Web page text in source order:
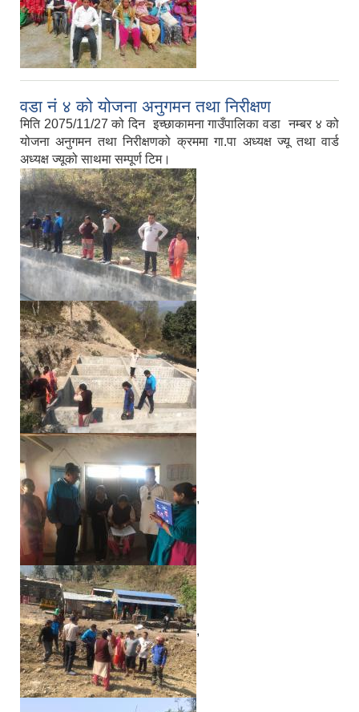
वडा नं ४ को योजना अनुगमन तथा निरीक्षण
मिति 2075/11/27 को दिन इच्छाकामना गाउँपालिका वडा नम्बर ४ को
योजना अनुगमन तथा निरीक्षणको क्रममा गा.पा अध्यक्ष ज्यू तथा वार्ड
अध्यक्ष ज्यूको साथमा सम्पूर्ण टिम।
,
,
,
,